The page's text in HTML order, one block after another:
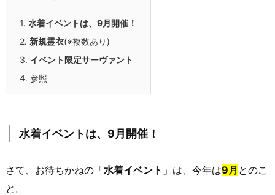
1. 水着イベントは、9月開催！
2. 新規霊衣(※複数あり)
3. イベント限定サーヴァント
4. 参照
水着イベントは、9月開催！
さて、お待ちかねの「水着イベント 」は、今年は9月 とのこ
と。